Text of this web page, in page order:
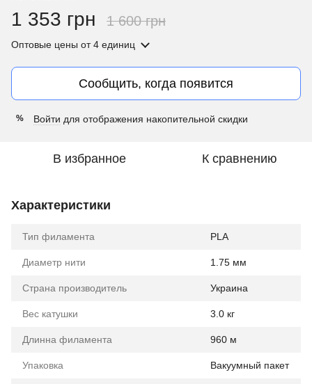
1 353 грн 1 600 грн
Оптовые цены от 4 единиц
Сообщить, когда появится
% Войти для отображения накопительной скидки
В избранное К сравнению
Характеристики
Тип филамента PLA
Диаметр нити 1.75 мм
Страна производитель Украина
Вес катушки 3.0 кг
Длинна филамента 960 м
Упаковка Вакуумный пакет